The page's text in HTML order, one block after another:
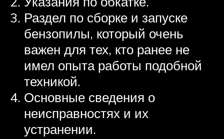
Раздел по сборке и запуске
бензопилы, который очень
важен для тех, кто ранее не
имел опыта работы подобной
техникой.
Основные сведения о
неисправностях и их
устранении.